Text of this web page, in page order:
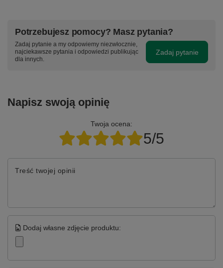
Potrzebujesz pomocy? Masz pytania?
Zadaj pytanie a my odpowiemy niezwłocznie,
najciekawsze pytania i odpowiedzi publikując
dla innych.
Zadaj pytanie
Napisz swoją opinię
Twoja ocena:
5/5
Treść twojej opinii
Dodaj własne zdjęcie produktu: